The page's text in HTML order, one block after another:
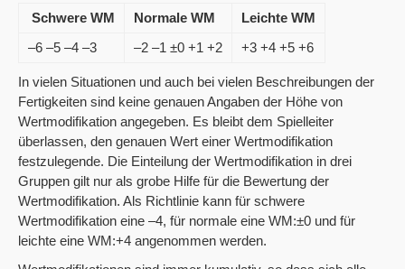
Schwere WM Normale WM
Leichte WM
–6 –5 –4 –3
–2 –1 ±0 +1 +2 +3 +4 +5 +6
In vielen Situationen und auch bei vielen Beschreibungen der
Fertigkeiten sind keine genauen Angaben der Höhe von
Wertmodifikation angegeben. Es bleibt dem Spielleiter
überlassen, den genauen Wert einer Wertmodifikation
festzulegende. Die Einteilung der Wertmodifikation in drei
Gruppen gilt nur als grobe Hilfe für die Bewertung der
Wertmodifikation. Als Richtlinie kann für schwere
Wertmodifikation eine –4, für normale eine WM:±0 und für
leichte eine WM:+4 angenommen werden.